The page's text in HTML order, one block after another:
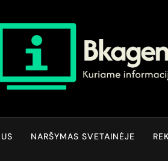
NARŠYMAS SVETAINĖJE